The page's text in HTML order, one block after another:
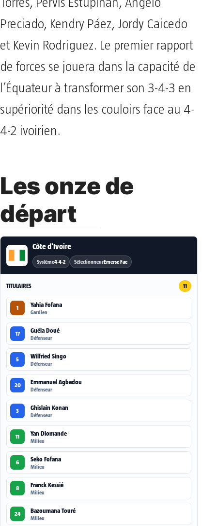
Torres, Pervis Estupiñán, Ángelo
Preciado, Kendry Páez, Jordy Caicedo
et Kevin Rodriguez. Le premier rapport
de forces se jouera dans la capacité de
l’Équateur à transformer son 3-4-3 en
supériorité dans les couloirs face au 4-
4-2 ivoirien.
Les onze de
départ
Côte d'Ivoire
Système4-4-2 SélectionneurEmerse Fae
TITULAIRES 11
1 Yahia Fofana
Gardien
17 Guéla Doué
Défenseur
5 Wilfried Singo
Défenseur
20 Emmanuel Agbadou
Défenseur
3 Ghislain Konan
Défenseur
11 Yan Diomande
Milieu
6 Seko Fofana
Milieu
8 Franck Kessié
Milieu
24 Bazoumana Touré
Milieu